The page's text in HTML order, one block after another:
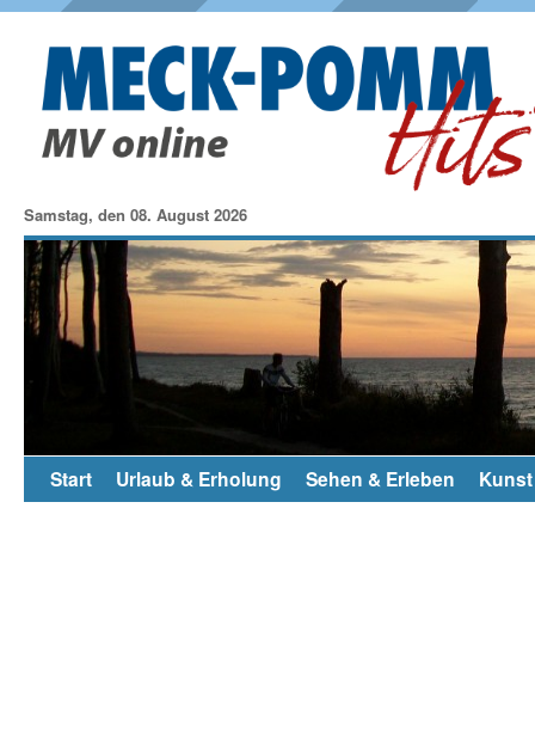
Samstag, den 08. August 2026
Start Urlaub & Erholung Sehen & Erleben